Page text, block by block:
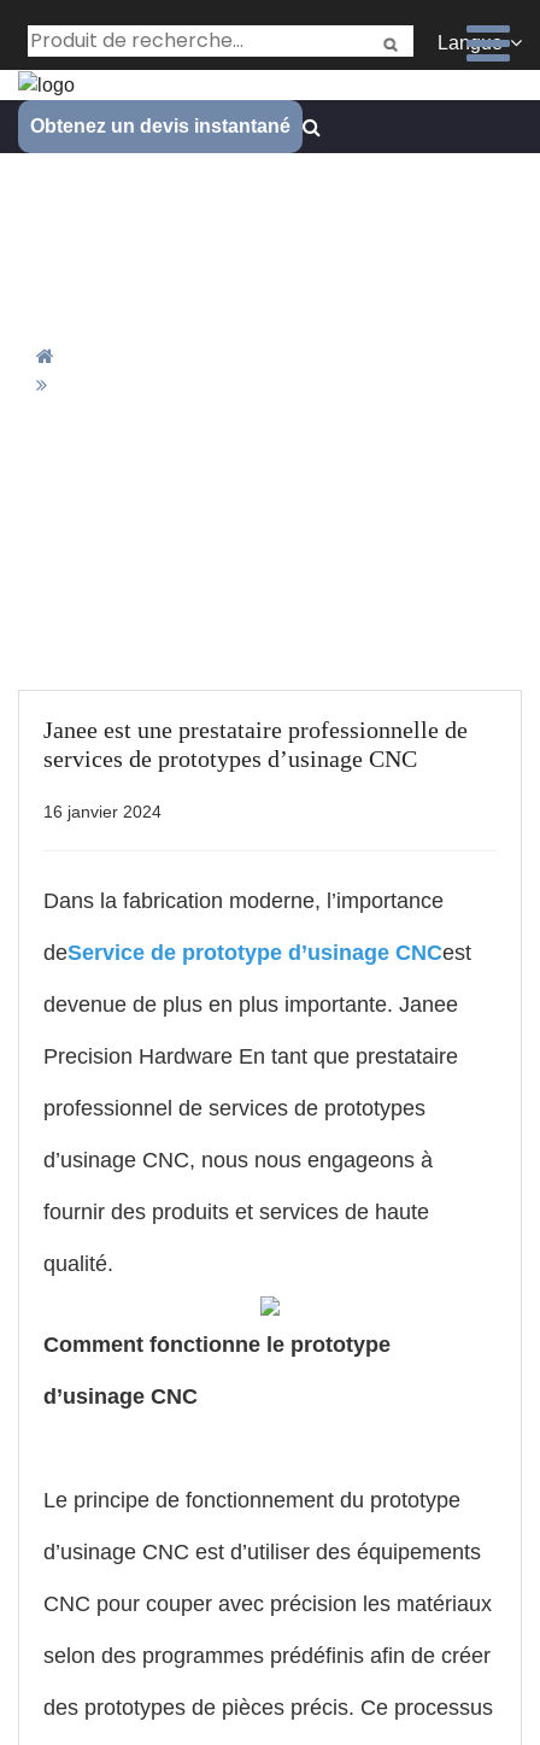
Langue
Obtenez un devis instantané
Janee est une prestataire professionnelle de
services de prototypes d’usinage CNC
16 janvier 2024
Dans la fabrication moderne, l’importance
deService de prototype d’usinage CNCest
devenue de plus en plus importante. Janee
Precision Hardware En tant que prestataire
professionnel de services de prototypes
d’usinage CNC, nous nous engageons à
fournir des produits et services de haute
qualité.
Comment fonctionne le prototype
d’usinage CNC
Le principe de fonctionnement du prototype
d’usinage CNC est d’utiliser des équipements
CNC pour couper avec précision les matériaux
selon des programmes prédéfinis afin de créer
des prototypes de pièces précis. Ce processus